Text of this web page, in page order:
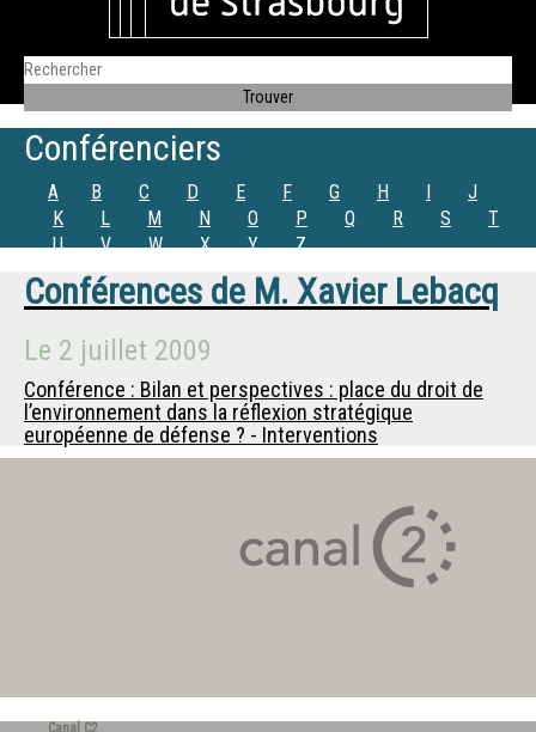
Conférenciers
A B C D E F G H I
J
K
L M N O P Q R S
T
U
V W X Y Z
Conférences de M. Xavier Lebacq
Le 2 juillet 2009
Conférence : Bilan et perspectives : place du droit de
l’environnement dans la réflexion stratégique
européenne de défense ? - Interventions
Canal C2